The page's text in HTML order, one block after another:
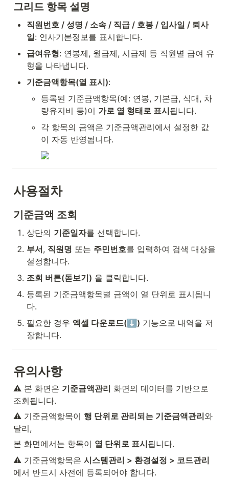
그리드 항목 설명
직원번호 / 성명 / 소속 / 직급 / 호봉 / 입사일 / 퇴사
일: 인사기본정보를 표시합니다.
급여유형: 연봉제, 월급제, 시급제 등 직원별 급여 유
형을 나타냅니다.
기준금액항목(열 표시):
등록된 기준금액항목(예: 연봉, 기본급, 식대, 차
량유지비 등)이 가로 열 형태로 표시됩니다.
각 항목의 금액은 기준금액관리에서 설정한 값
이 자동 반영됩니다.
사용절차
기준금액 조회
상단의 기준일자를 선택합니다.
부서, 직원명 또는 주민번호를 입력하여 검색 대상을
설정합니다.
조회 버튼(돋보기) 을 클릭합니다.
등록된 기준금액항목별 금액이 열 단위로 표시됩니
다.
필요한 경우 엑셀 다운로드(⬇️) 기능으로 내역을 저
장합니다.
유의사항
⚠️ 본 화면은 기준금액관리 화면의 데이터를 기반으로
조회됩니다.
⚠️ 기준금액항목이 행 단위로 관리되는 기준금액관리와
달리,
본 화면에서는 항목이 열 단위로 표시됩니다.
⚠️ 기준금액항목은 시스템관리 > 환경설정 > 코드관리
에서 반드시 사전에 등록되어야 합니다.